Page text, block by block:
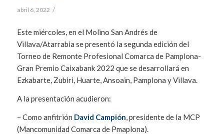
abril 6, 2022 /
Este miércoles, en el Molino San Andrés de
Villava/Atarrabia se presentó la segunda edición del
Torneo de Remonte Profesional Comarca de Pamplona-
Gran Premio Caixabank 2022 que se desarrollará en
Ezkabarte, Zubiri, Huarte, Ansoain, Pamplona y Villava.
A la presentación acudieron:
– Como anfitrión David Campión, presidente de la MCP
(Mancomunidad Comarca de Pmaplona).